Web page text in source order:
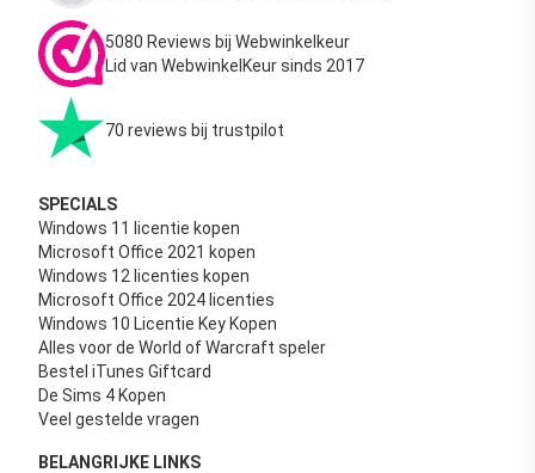
5080 Reviews bij Webwinkelkeur
Lid van WebwinkelKeur sinds 2017
70 reviews bij trustpilot
SPECIALS
Windows 11 licentie kopen
Microsoft Office 2021 kopen
Windows 12 licenties kopen
Microsoft Office 2024 licenties
Windows 10 Licentie Key Kopen
Alles voor de World of Warcraft speler
Bestel iTunes Giftcard
De Sims 4 Kopen
Veel gestelde vragen
BELANGRIJKE LINKS